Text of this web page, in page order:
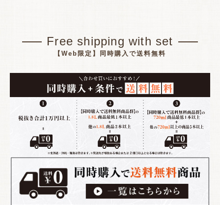
Free shipping with set
【Web限定】同時購入で送料無料